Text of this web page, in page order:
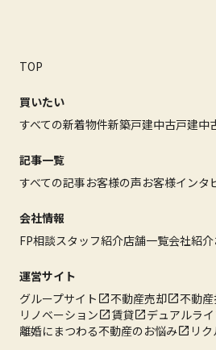
TOP
買いたい
すべての新着物件新築戸建中古戸建中
記事一覧
すべての記事お客様の声お客様インタ
会社情報
FP相談スタッフ紹介店舗一覧会社紹介
運営サイト
グループサイト
不動産売却 不動
リノベーション
賃貸
デュアルライ
離婚にまつわる不動産のお悩み
リ